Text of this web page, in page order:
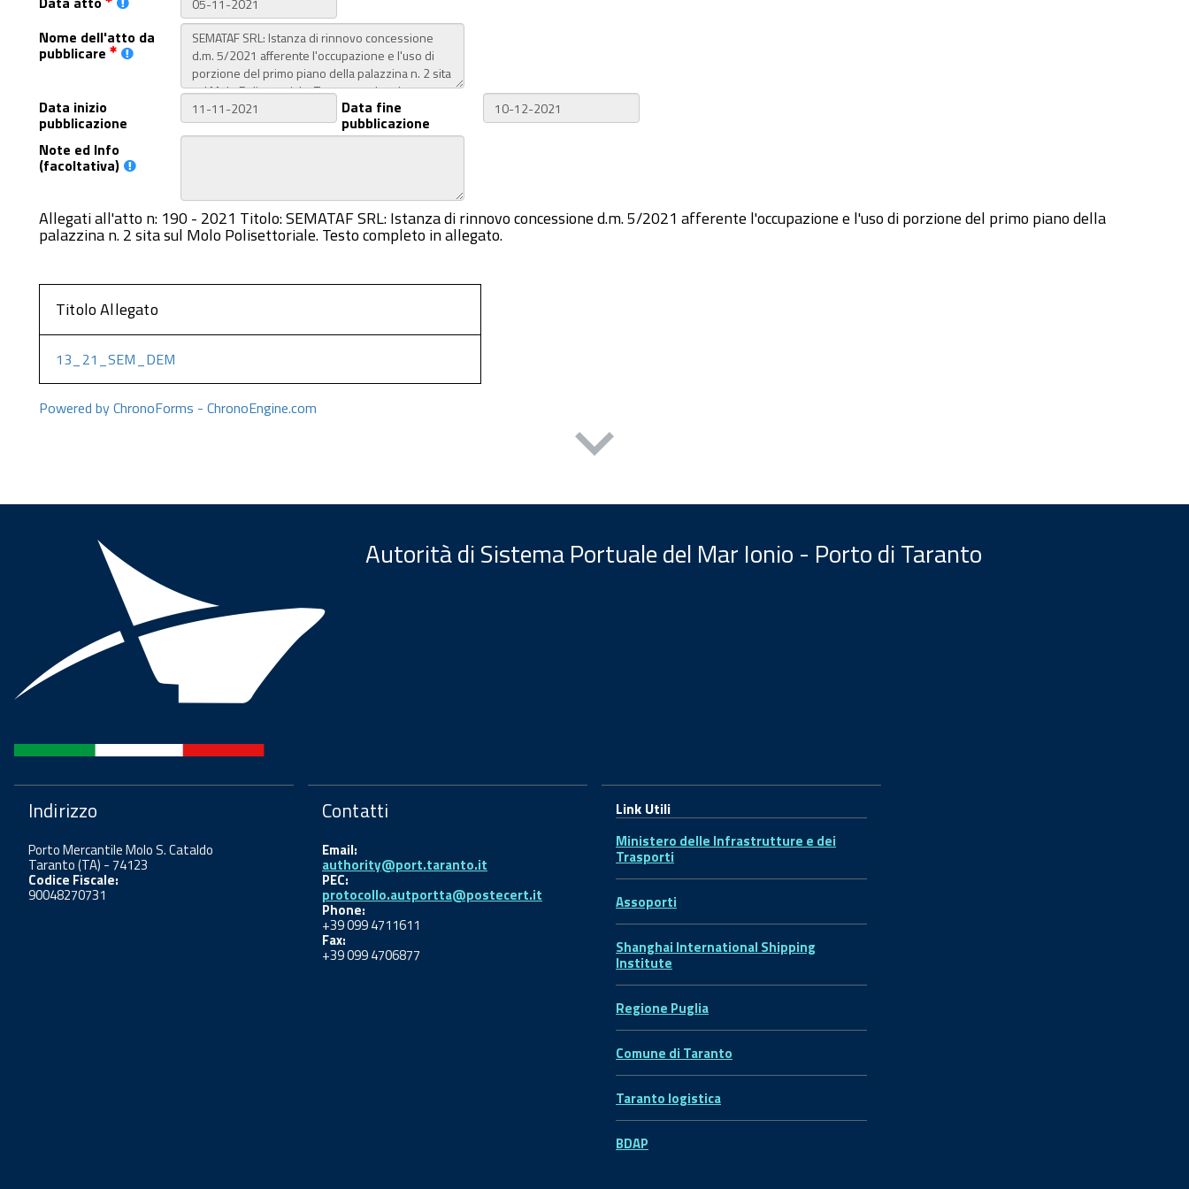
Nome dell'atto da
pubblicare
Data inizio
pubblicazione
Data fine
pubblicazione
Note ed Info
(facoltativa)
Allegati all'atto n: 190 - 2021 Titolo: SEMATAF SRL: Istanza di rinnovo concessione d.m. 5/2021 afferente l'occupazione e l'uso di porzione del primo piano della
palazzina n. 2 sita sul Molo Polisettoriale. Testo completo in allegato.
Titolo Allegato
13_21_SEM_DEM
Powered by ChronoForms - ChronoEngine.com
Autorità di Sistema Portuale del Mar Ionio - Porto di Taranto
Indirizzo
Porto Mercantile Molo S. Cataldo
Taranto (TA) - 74123
Codice Fiscale:
90048270731
Contatti
Email:
authority@port.taranto.it
PEC:
protocollo.autportta@postecert.it
Phone:
+39 099 4711611
Fax:
+39 099 4706877
Link Utili
Ministero delle Infrastrutture e dei
Trasporti
Assoporti
Shanghai International Shipping
Institute
Regione Puglia
Comune di Taranto
Taranto logistica
BDAP